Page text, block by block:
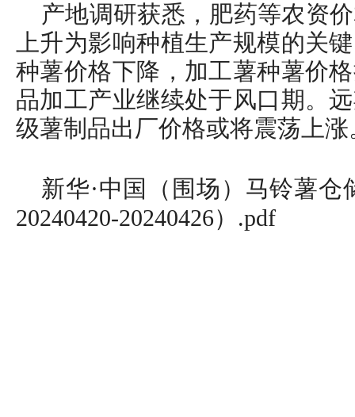
产地调研获悉，肥药等农资
上升为影响种植生产规模的关
种薯价格下降，加工薯种薯价
品加工产业继续处于风口期。
级薯制品出厂价格或将震荡上涨
新华·中国（围场）马铃薯
20240420-20240426）.pdf